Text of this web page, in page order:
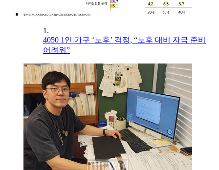
1.
4050 1인 가구 ‘노후’ 걱정, “노후 대비 자금 준비
어려워”